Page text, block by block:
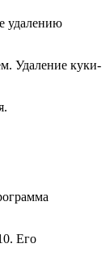
удалению
Удаление куки-
Его